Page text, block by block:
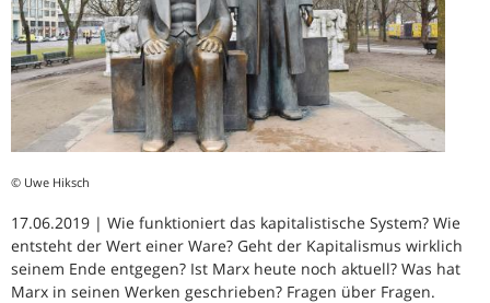
© Uwe Hiksch
17.06.2019 | Wie funktioniert das kapitalistische System? Wie
entsteht der Wert einer Ware? Geht der Kapitalismus wirklich
seinem Ende entgegen? Ist Marx heute noch aktuell? Was hat
Marx in seinen Werken geschrieben? Fragen über Fragen.